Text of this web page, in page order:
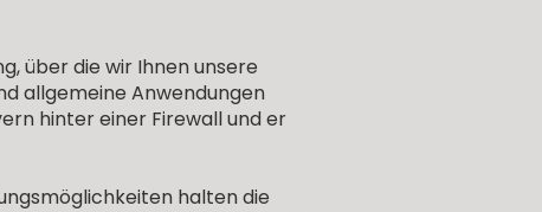
über die wir Ihnen unsere
allgemeine Anwendungen
hinter einer Firewall und er
halten die